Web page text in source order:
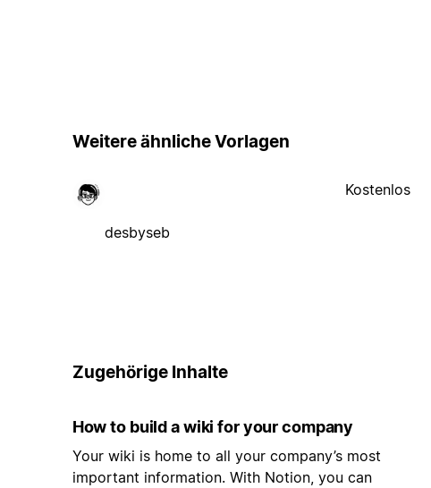
Weitere ähnliche Vorlagen
desbyseb
Kostenlos
Zugehörige Inhalte
How to build a wiki for your company
Your wiki is home to all your company’s most
important information. With Notion, you can